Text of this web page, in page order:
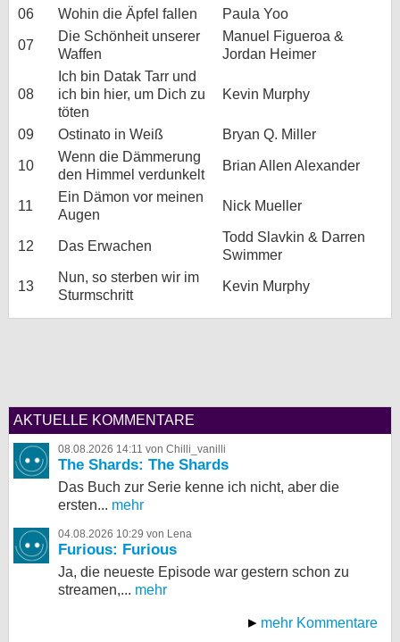
06 Wohin die Äpfel fallen Paula Yoo
07
Die Schönheit unserer
Waffen
Manuel Figueroa &
Jordan Heimer
08
Ich bin Datak Tarr und
ich bin hier, um Dich zu
töten
Kevin Murphy
09 Ostinato in Weiß Bryan Q. Miller
10
Wenn die Dämmerung
den Himmel verdunkelt
Brian Allen Alexander
11
Ein Dämon vor meinen
Augen
Nick Mueller
12 Das Erwachen
Todd Slavkin & Darren
Swimmer
13
Nun, so sterben wir im
Sturmschritt
Kevin Murphy
AKTUELLE KOMMENTARE
08.08.2026 14:11 von Chilli_vanilli
The Shards: The Shards
Das Buch zur Serie kenne ich nicht, aber die
ersten... mehr
04.08.2026 10:29 von Lena
Furious: Furious
Ja, die neueste Episode war gestern schon zu
streamen,... mehr
mehr Kommentare